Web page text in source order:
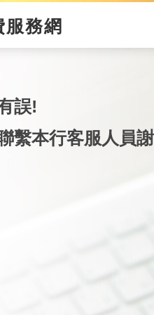
服務網
誤!
繫本行客服人員